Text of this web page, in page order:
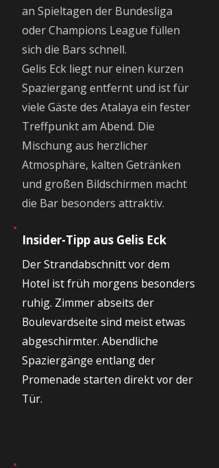
an Spieltagen der Bundesliga
oder Champions League füllen
sich die Bars schnell.
Gelis Eck liegt nur einen kurzen
Spaziergang entfernt und ist für
viele Gäste des Atalaya ein fester
Treffpunkt am Abend. Die
Mischung aus herzlicher
Atmosphäre, kalten Getränken
und großen Bildschirmen macht
die Bar besonders attraktiv.
Insider-Tipp aus Gelis Eck
Der Strandabschnitt vor dem
Hotel ist früh morgens besonders
ruhig. Zimmer abseits der
Boulevardseite sind meist etwas
abgeschirmter. Abendliche
Spaziergänge entlang der
Promenade starten direkt vor der
Tür.